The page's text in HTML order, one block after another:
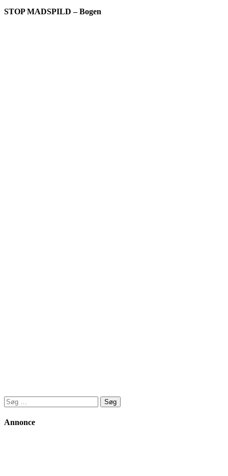
STOP MADSPILD – Bogen
Søg
efter:
Annonce